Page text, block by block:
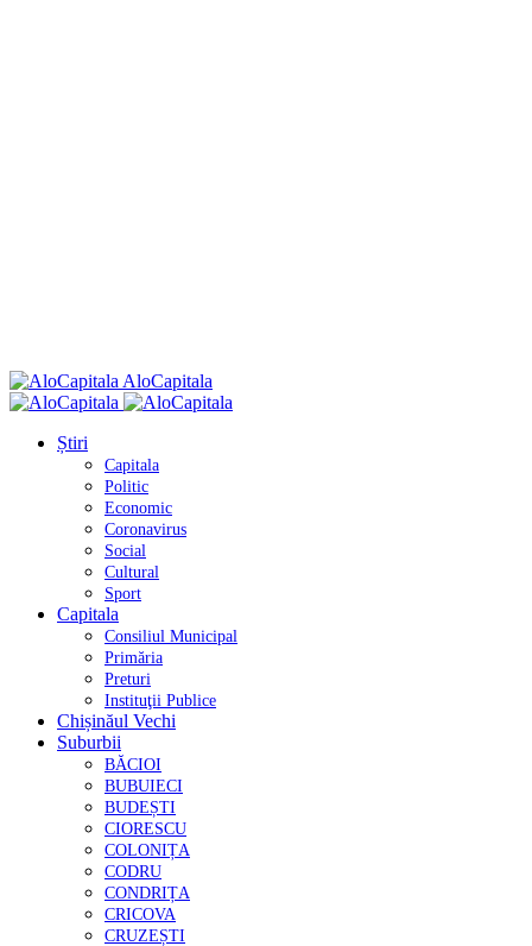
AloCapitala
Știri
Capitala
Politic
Economic
Coronavirus
Social
Cultural
Sport
Capitala
Consiliul Municipal
Primăria
Preturi
Instituţii Publice
Chișinăul Vechi
Suburbii
BĂCIOI
BUBUIECI
BUDEȘTI
CIORESCU
COLONIȚA
CODRU
CONDRIȚA
CRICOVA
CRUZEȘTI